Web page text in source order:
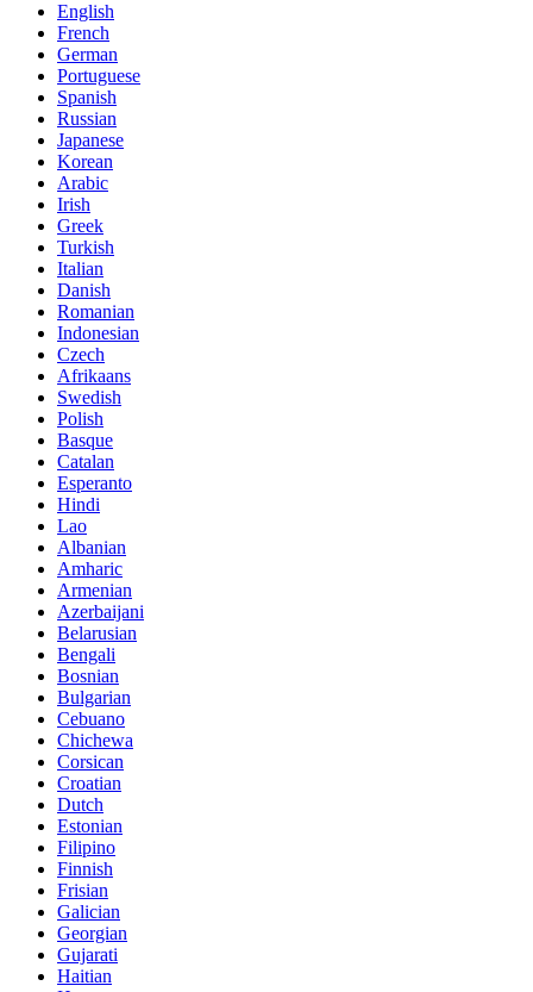
English
French
German
Portuguese
Spanish
Russian
Japanese
Korean
Arabic
Irish
Greek
Turkish
Italian
Danish
Romanian
Indonesian
Czech
Afrikaans
Swedish
Polish
Basque
Catalan
Esperanto
Hindi
Lao
Albanian
Amharic
Armenian
Azerbaijani
Belarusian
Bengali
Bosnian
Bulgarian
Cebuano
Chichewa
Corsican
Croatian
Dutch
Estonian
Filipino
Finnish
Frisian
Galician
Georgian
Gujarati
Haitian